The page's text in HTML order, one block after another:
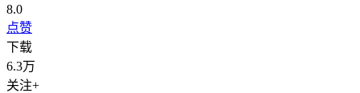
8.0
点赞
下载
6.3万
关注+